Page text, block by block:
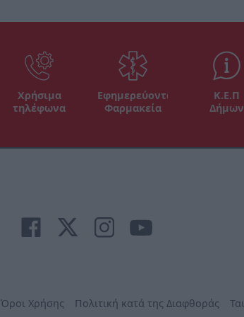
Χρήσιμα
τηλέφωνα
Εφημερεύοντα
Φαρμακεία
Κ.Ε.Π
Δήμων
Όροι Χρήσης Πολιτική κατά της Διαφθοράς